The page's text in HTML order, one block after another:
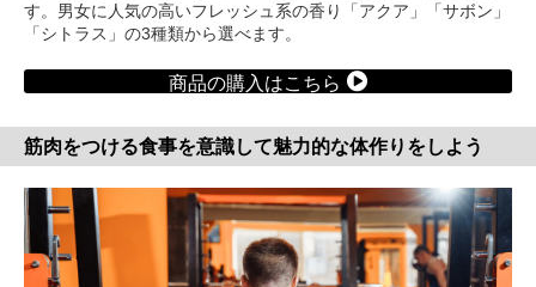
す。男女に人気の高いフレッシュ系の香り「アクア」「サボン」
「シトラス」の3種類から選べます。
商品の購入はこちら
筋肉をつける食事を意識して魅力的な体作りをしよう